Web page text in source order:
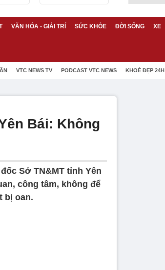
VĂN HÓA - GIẢI TRÍ SỨC KHỎE ĐỜI SỐNG XE
VTC NEWS TV PODCAST VTC NEWS KHOẺ ĐẸP 24H
Bái: Không
Sở TN&MT tỉnh Yên
công tâm, không để
bị oan.